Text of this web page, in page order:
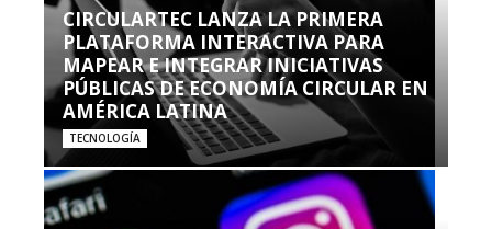
CIRCULARTEC LANZA LA PRIMERA
PLATAFORMA INTERACTIVA PARA
MAPEAR E INTEGRAR INICIATIVAS
PÚBLICAS DE ECONOMÍA CIRCULAR EN
AMÉRICA LATINA
TECNOLOGÍA